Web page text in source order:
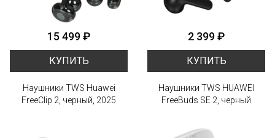
15 499 ₽
КУПИТЬ
Наушники TWS Huawei
FreeClip 2, черный, 2025
2 399 ₽
КУПИТЬ
Наушники TWS HUAWEI
FreeBuds SE 2, черный